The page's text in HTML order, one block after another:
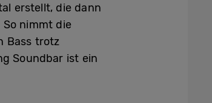
erstellt, die dann
nimmt die
Bass trotz
Soundbar ist ein